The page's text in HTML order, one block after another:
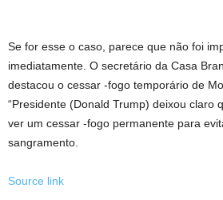
Se for esse o caso, parece que não foi
imediatamente. O secretário da Casa
destacou o cessar -fogo temporário de
“Presidente (Donald Trump) deixou claro
ver um cessar -fogo permanente para
sangramento.
Source link